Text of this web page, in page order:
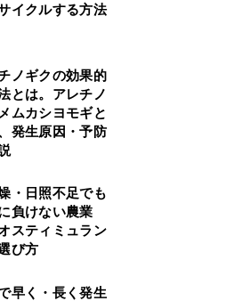
イクルする方法
ノギクの効果的
とは。アレチノ
ムカシヨモギと
発生原因・予防
・日照不足でも
負けない農業
スティミュラン
び方
早く・長く発生